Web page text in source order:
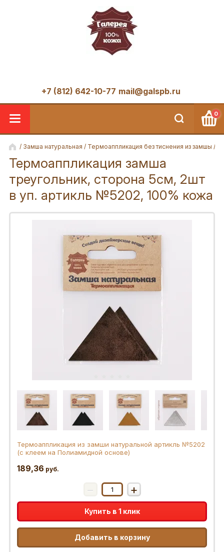
+7 (812) 642-10-77 mail@galspb.ru
0
/ Замша натуральная / Термоаппликация без тиснения из замшы /
Термоаппликация замша
треугольник, сторона 5см, 2шт
в уп. артикль №5202, 100% кожа
Термоаппликация из замши натуральной артикль №5202
(с клеем на Полиамидной основе)
189,36 руб.
− +
Купить в 1 клик
Добавить в корзину